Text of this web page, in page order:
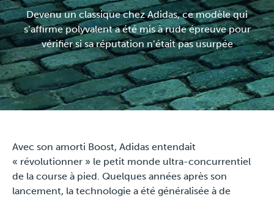
Course
Travel
Travel
À propos
Jobs
Devenu un classique chez Adidas, ce modèle qui
s’affirme polyvalent a été mis à rude épreuve pour
vérifier si sa réputation n’était pas usurpée
Avec son amorti Boost, Adidas entendait
« révolutionner » le petit monde ultra-concurrentiel
de la course à pied. Quelques années après son
lancement, la technologie a été généralisée à de